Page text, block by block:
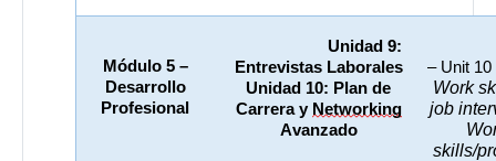
Módulo 5 –
Desarrollo
Profesional
Unidad 9:
Entrevistas Laborales
Unidad 10: Plan de
Carrera y Networking
Avanzado
– Unit 10
Work
job